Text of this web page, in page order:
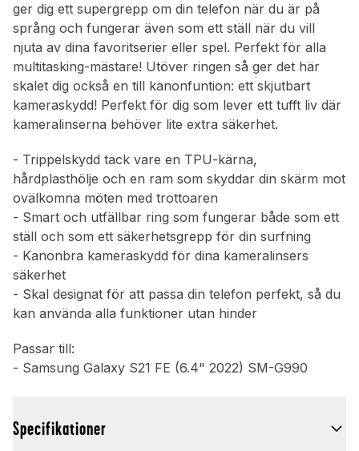
ger dig ett supergrepp om din telefon när du är på
språng och fungerar även som ett ställ när du vill
njuta av dina favoritserier eller spel. Perfekt för alla
multitasking-mästare! Utöver ringen så ger det här
skalet dig också en till kanonfuntion: ett skjutbart
kameraskydd! Perfekt för dig som lever ett tufft liv där
kameralinserna behöver lite extra säkerhet.
- Trippelskydd tack vare en TPU-kärna,
hårdplasthölje och en ram som skyddar din skärm mot
ovälkomna möten med trottoaren
- Smart och utfällbar ring som fungerar både som ett
ställ och som ett säkerhetsgrepp för din surfning
- Kanonbra kameraskydd för dina kameralinsers
säkerhet
- Skal designat för att passa din telefon perfekt, så du
kan använda alla funktioner utan hinder
Passar till:
- Samsung Galaxy S21 FE (6.4" 2022) SM-G990
Specifikationer